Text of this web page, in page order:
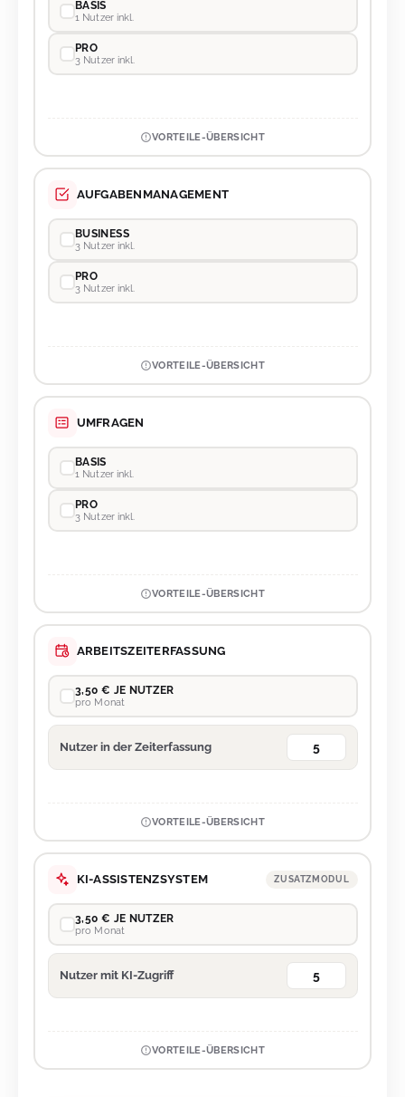
BASIS
1 Nutzer inkl.
PRO
3 Nutzer inkl.
VORTEILE-ÜBERSICHT
AUFGABENMANAGEMENT
BUSINESS
3 Nutzer inkl.
PRO
3 Nutzer inkl.
VORTEILE-ÜBERSICHT
UMFRAGEN
BASIS
1 Nutzer inkl.
PRO
3 Nutzer inkl.
VORTEILE-ÜBERSICHT
ARBEITSZEITERFASSUNG
3,50 € JE NUTZER
pro Monat
Nutzer in der Zeiterfassung
VORTEILE-ÜBERSICHT
KI-ASSISTENZSYSTEM ZUSATZMODUL
3,50 € JE NUTZER
pro Monat
Nutzer mit KI-Zugriff
VORTEILE-ÜBERSICHT